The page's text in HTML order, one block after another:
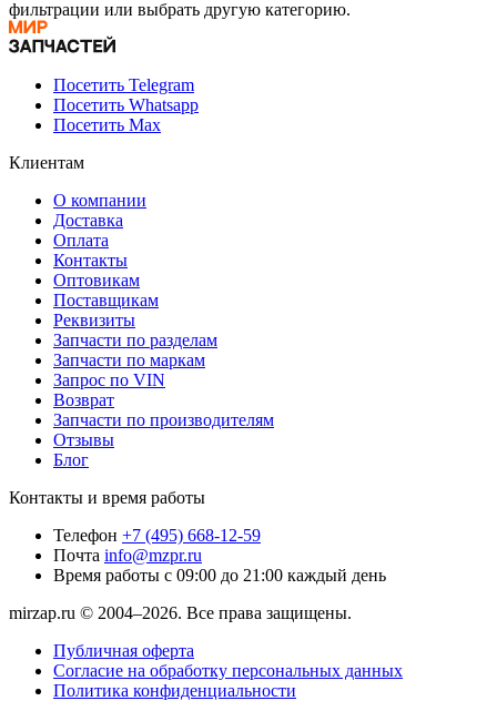
фильтрации или выбрать другую категорию.
Посетить Telegram
Посетить Whatsapp
Посетить Max
Клиентам
О компании
Доставка
Оплата
Контакты
Оптовикам
Поставщикам
Реквизиты
Запчасти по разделам
Запчасти по маркам
Запрос по VIN
Возврат
Запчасти по производителям
Отзывы
Блог
Контакты и время работы
Телефон +7 (495) 668-12-59
Почта info@mzpr.ru
Время работы с 09:00 до 21:00 каждый день
mirzap.ru © 2004–2026. Все права защищены.
Публичная оферта
Согласие на обработку персональных данных
Политика конфиденциальности